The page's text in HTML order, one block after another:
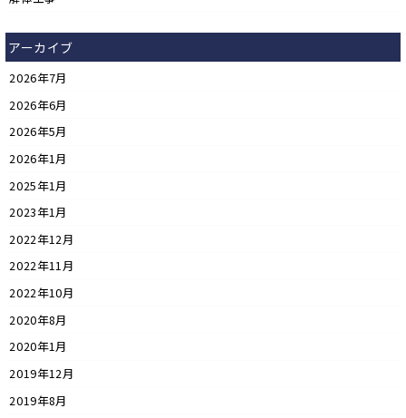
アーカイブ
2026年7月
2026年6月
2026年5月
2026年1月
2025年1月
2023年1月
2022年12月
2022年11月
2022年10月
2020年8月
2020年1月
2019年12月
2019年8月